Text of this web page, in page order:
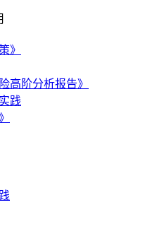
》
高阶分析报告》
践